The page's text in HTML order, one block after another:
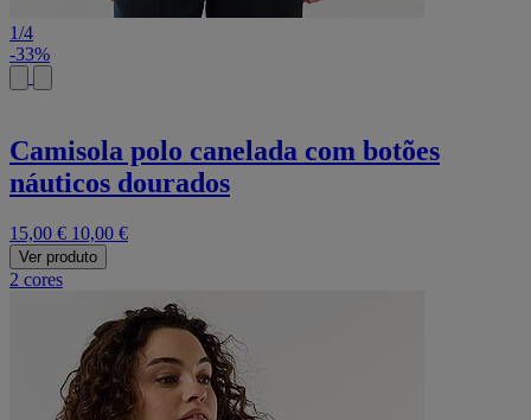
1/4
-33%
Camisola polo canelada com botões
náuticos dourados
15,00 € 10,00 €
Ver produto
2 cores